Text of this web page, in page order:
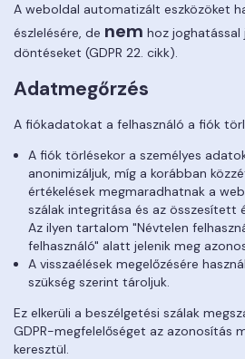
A weboldal automatizált eszközöket
észlelésére, de nem hoz
döntéseket (GDPR 22. cikk).
Adatmegőrzés
A fiókadatokat a felhasználó a fiók
A fiók törlésekor a személyes
anonimizáljuk, míg a korábban
értékelések megmaradhatnak a
szálak integritása és az összesített
Az ilyen tartalom "Névtelen
felhasználó" alatt jelenik meg
A visszaélések megelőzésére
szükség szerint tároljuk.
Ez elkerüli a beszélgetési szálak
GDPR-megfelelőséget az azonosítás
keresztül.